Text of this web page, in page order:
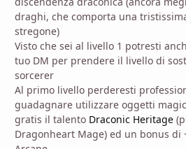
draghi, che comporta una
stregone)
Visto che sei al livello 1 potresti
tuo DM per prendere il livello di
sorcerer
Al primo livello perderesti
guadagnare utilizzare oggetti
gratis il talento Draconic Heritage
Dragonheart Mage) ed un bonus di